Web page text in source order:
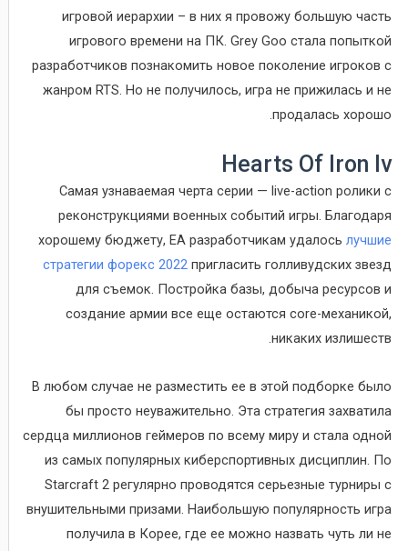
игровой иерархии – в них я провожу большую часть
игрового времени на ПК. Grey Goo стала попыткой
разработчиков познакомить новое поколение игроков с
жанром RTS. Но не получилось, игра не прижилась и не
продалась хорошо.
Hearts Of Iron Iv
Самая узнаваемая черта серии — live-action ролики с
реконструкциями военных событий игры. Благодаря
хорошему бюджету, EA разработчикам удалосьлучшие
стратегии форекс 2022 пригласить голливудских звезд
для съемок. Постройка базы, добыча ресурсов и
создание армии все еще остаются core-механикой,
никаких излишеств.
В любом случае не разместить ее в этой подборке было
бы просто неуважительно. Эта стратегия захватила
сердца миллионов геймеров по всему миру и стала одной
из самых популярных киберспортивных дисциплин. По
Starcraft 2 регулярно проводятся серьезные турниры с
внушительными призами. Наибольшую популярность игра
получила в Корее, где ее можно назвать чуть ли не